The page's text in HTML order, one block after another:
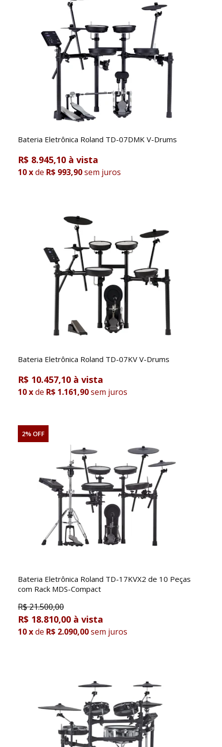
Bateria Eletrônica Roland TD-07DMK V-Drums
R$ 8.945,10
10xde R$ 993,90sem juros
Bateria Eletrônica Roland TD-07KV V-Drums
R$ 10.457,10
10xde R$ 1.161,90sem juros
2% OFF
Bateria Eletrônica Roland TD-17KVX2 de 10 Peças
com Rack MDS-Compact
R$21.500,00
R$ 18.810,00
10xde R$ 2.090,00sem juros